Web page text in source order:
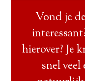
Vond je
hierover? Je
snel